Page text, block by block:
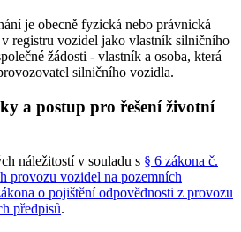
je obecně fyzická nebo právnická
v registru vozidel jako vlastník silničního
žádosti - vlastník a osoba, která
silničního vozidla.
a postup pro řešení životní
náležitostí v souladu s § 6 zákona č.
provozu vozidel na pozemních
o pojištění odpovědnosti z provozu
předpisů.